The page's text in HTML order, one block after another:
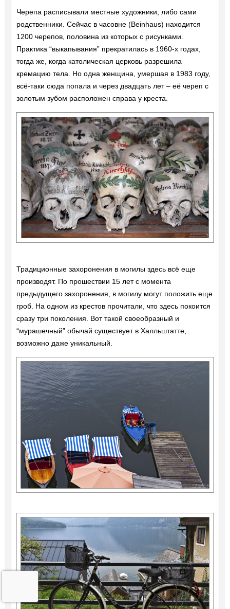
Черепа расписывали местные художники, либо сами
родственники. Сейчас в часовне (Beinhaus) находится
1200 черепов, половина из которых с рисунками.
Практика “выкапывания” прекратилась в 1960-х годах,
тогда же, когда католическая церковь разрешила
кремацию тела. Но одна женщина, умершая в 1983 году,
всё-таки сюда попала и через двадцать лет – её череп с
золотым зубом расположен справа у креста.
Традиционные захоронения в могилы здесь всё еще
производят. По прошествии 15 лет с момента
предыдущего захоронения, в могилу могут положить еще
гроб. На одном из крестов прочитали, что здесь покоится
сразу три поколения. Вот такой своеобразный и
“мурашечный” обычай существует в Халльштатте,
возможно даже уникальный.